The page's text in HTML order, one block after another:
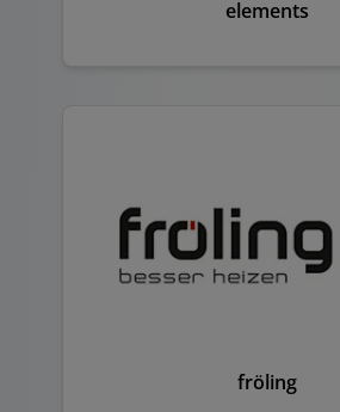
elements
fröling